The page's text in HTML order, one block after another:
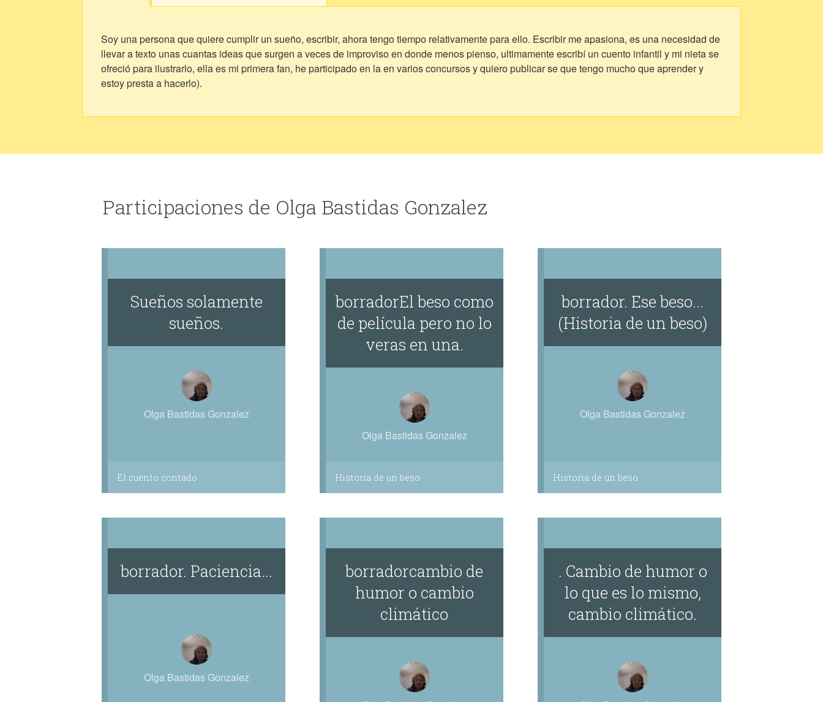
Soy una persona que quiere cumplir un sueño, escribir, ahora tengo tiempo relativamente para ello. Escribir me apasiona, es una necesidad de
llevar a texto unas cuantas ideas que surgen a veces de improviso en donde menos pienso, ultimamente escribí un cuento infantil y mi nieta se
ofreció para ilustrarlo, ella es mi primera fan, he participado en la en varios concursos y quiero publicar se que tengo mucho que aprender y
estoy presta a hacerlo).
Participaciones de Olga Bastidas Gonzalez
Sueños solamente
sueños.
Olga Bastidas Gonzalez
El cuento contado
borradorEl beso como
de película pero no lo
veras en una.
Olga Bastidas Gonzalez
Historia de un beso
borrador. Ese beso...
(Historia de un beso)
Olga Bastidas Gonzalez
Historia de un beso
borrador. Paciencia...
Olga Bastidas Gonzalez
borradorcambio de
humor o cambio
climático
. Cambio de humor o
lo que es lo mismo,
cambio climático.